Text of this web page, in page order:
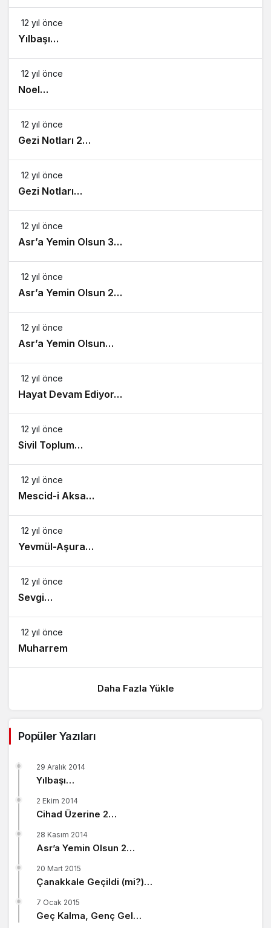
12 yıl önce
Yılbaşı…
12 yıl önce
Noel…
12 yıl önce
Gezi Notları 2…
12 yıl önce
Gezi Notları…
12 yıl önce
Asr’a Yemin Olsun 3…
12 yıl önce
Asr’a Yemin Olsun 2…
12 yıl önce
Asr’a Yemin Olsun…
12 yıl önce
Hayat Devam Ediyor…
12 yıl önce
Sivil Toplum…
12 yıl önce
Mescid-i Aksa…
12 yıl önce
Yevmül-Aşura…
12 yıl önce
Sevgi…
12 yıl önce
Muharrem
Daha Fazla Yükle
Popüler Yazıları
Yılbaşı…
29 Aralık 2014
Cihad Üzerine 2…
2 Ekim 2014
Asr’a Yemin Olsun 2…
28 Kasım 2014
Çanakkale Geçildi (mi?)…
20 Mart 2015
Geç Kalma, Genç Gel…
7 Ocak 2015